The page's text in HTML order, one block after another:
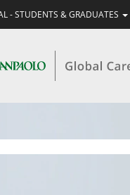
- STUDENTS & GRADUATES